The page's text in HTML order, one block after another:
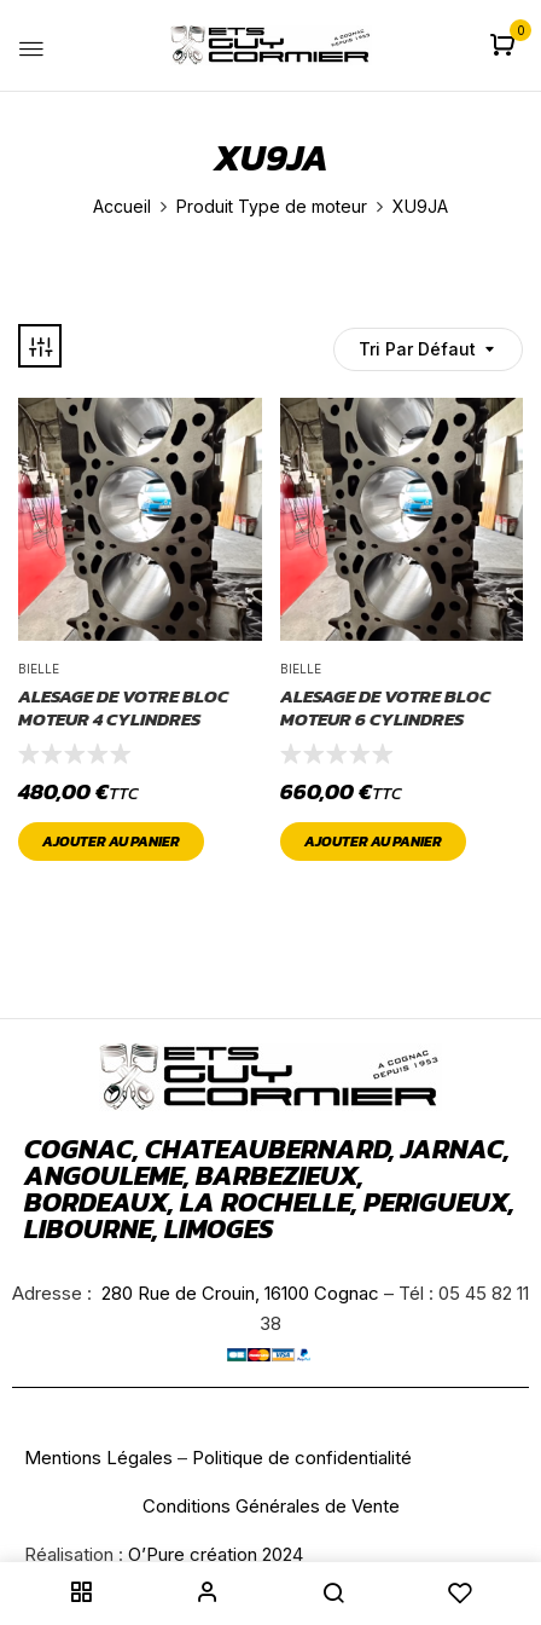
0
XU9JA
Accueil Produit Type de moteur XU9JA
Tri Par Défaut
BIELLE
ALESAGE DE VOTRE BLOC
MOTEUR 4 CYLINDRES
480,00€TTC
AJOUTER AU PANIER
BIELLE
ALESAGE DE VOTRE BLOC
MOTEUR 6 CYLINDRES
660,00€TTC
AJOUTER AU PANIER
COGNAC, CHATEAUBERNARD, JARNAC,
ANGOULEME, BARBEZIEUX,
BORDEAUX, LA ROCHELLE, PERIGUEUX,
LIBOURNE, LIMOGES
Adresse : 280 Rue de Crouin, 16100 Cognac – Tél : 05 45 82 11
38
Mentions Légales – Politique de confidentialité
Conditions Générales de Vente
Réalisation : O’Pure création 2024